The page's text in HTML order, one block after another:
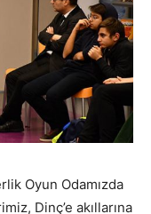
Oyun Odamızda
Dinç’e akıllarına